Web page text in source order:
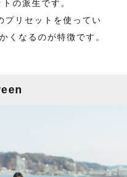
の派生です。
プリセットを使ってい
くなるのが特徴です。